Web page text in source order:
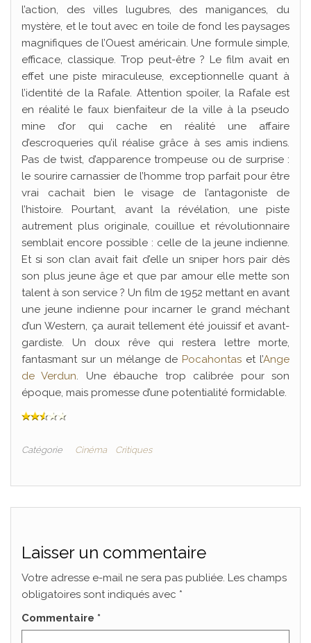
l’action, des villes lugubres, des manigances, du
mystère, et le tout avec en toile de fond les paysages
magnifiques de l’Ouest américain. Une formule simple,
efficace, classique. Trop peut-être ? Le film avait en
effet une piste miraculeuse, exceptionnelle quant à
l’identité de la Rafale. Attention spoiler, la Rafale est
en réalité le faux bienfaiteur de la ville à la pseudo
mine d’or qui cache en réalité une affaire
d’escroqueries qu’il réalise grâce à ses amis indiens.
Pas de twist, d’apparence trompeuse ou de surprise :
le sourire carnassier de l’homme trop parfait pour être
vrai cachait bien le visage de l’antagoniste de
l’histoire. Pourtant, avant la révélation, une piste
autrement plus originale, couillue et révolutionnaire
semblait encore possible : celle de la jeune indienne.
Et si son clan avait fait d’elle un sniper hors pair dès
son plus jeune âge et que par amour elle mette son
talent à son service ? Un film de 1952 mettant en avant
une jeune indienne pour incarner le grand méchant
d’un Western, ça aurait tellement été jouissif et avant-
gardiste. Un doux rêve qui restera lettre morte,
fantasmant sur un mélange de Pocahontas et l’Ange
de Verdun. Une ébauche trop calibrée pour son
époque, mais promesse d’une potentialité formidable.
Catégorie Cinéma Critiques
Laisser un commentaire
Votre adresse e-mail ne sera pas publiée. Les champs
obligatoires sont indiqués avec *
Commentaire *